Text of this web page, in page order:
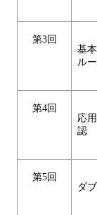
第3回
基
ル
第4回
応
認
第5回
ダ